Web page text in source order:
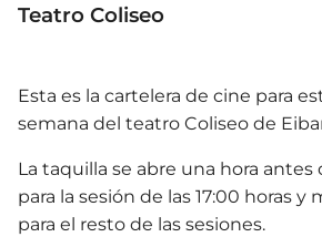
Teatro Coliseo
Esta es la cartelera de cine para
semana del teatro Coliseo de
La taquilla se abre una hora antes
para la sesión de las 17:00 horas y
para el resto de las sesiones.